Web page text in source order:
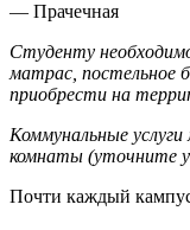
— Прачечная
Студенту
матрас, постельное
приобрести на
Коммунальные
комнаты (уточните
Почти каждый